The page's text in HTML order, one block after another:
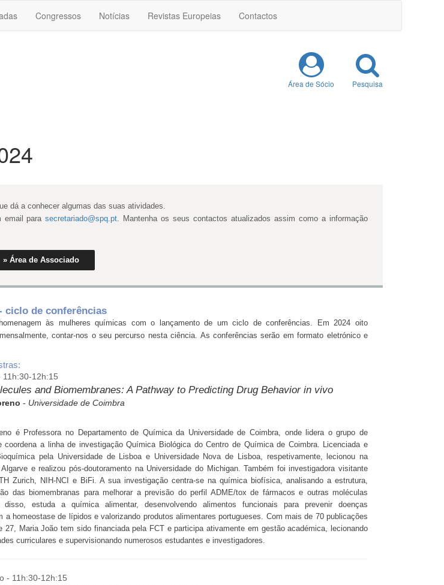
Congressos Notícias Revistas Europeias Contactos
Área de Sócio Pesquisa
dá a conhecer algumas das suas atividades.
email parasecretariado@spq.pt. Mantenha os seus contactos atualizados assim como a informação
» Área de Associado
ciclo de conferências
às mulheres químicas com o lançamento de um ciclo de conferências. Em 2024 oito
contar-nos o seu percurso nesta ciência. As conferências serão em formato eletrónico e
12h:15
and Biomembranes: A Pathway to Predicting Drug Behavior in vivo
- Universidade de Coimbra
é Professora no Departamento de Química da Universidade de Coimbra, onde lidera o grupo de
coordena a linha de investigação Química Biológica do Centro de Química de Coimbra. Licenciada e
pela Universidade de Lisboa e Universidade Nova de Lisboa, respetivamente, lecionou na
e realizou pós-doutoramento na Universidade do Michigan. Também foi investigadora visitante
Zurich, NIH-NCI e BiFi. A sua investigação centra-se na química biofísica, analisando a estrutura,
das biomembranas para melhorar a previsão do perfil ADME/tox de fármacos e outras moléculas
disso, estuda a química alimentar, desenvolvendo alimentos funcionais para prevenir doenças
a homeostase de lípidos e valorizando produtos alimentares portugueses. Com mais de 70 publicações
27, Maria João tem sido financiada pela FCT e participa ativamente em gestão académica, lecionando
curriculares e supervisionando numerosos estudantes e investigadores.
- 11h:30-12h:15